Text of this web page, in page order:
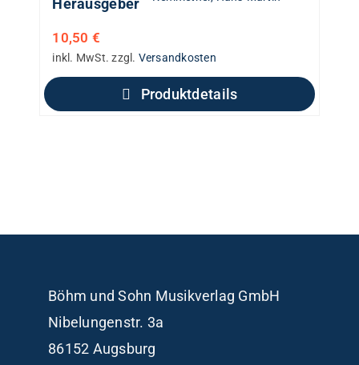
Herausgeber
10,50 €
inkl. MwSt. zzgl. Versandkosten
Produktdetails
Böhm und Sohn Musikverlag GmbH
Nibelungenstr. 3a
86152 Augsburg